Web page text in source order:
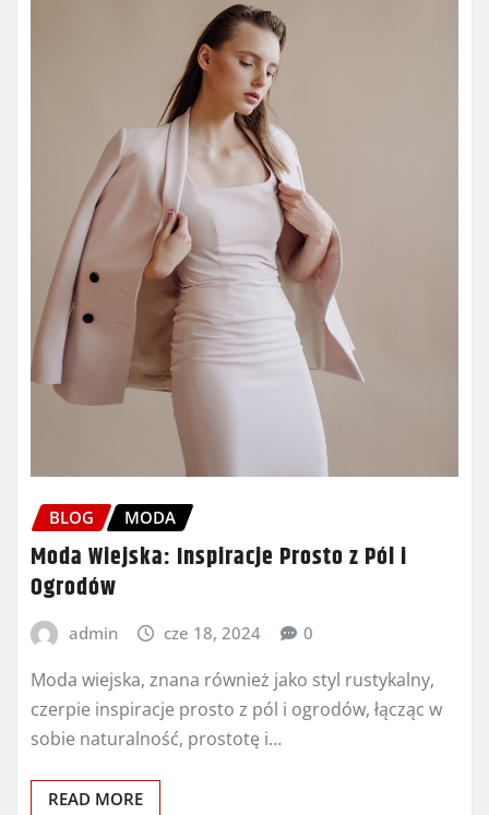
BLOG MODA
Moda Wiejska: Inspiracje Prosto z Pól i
Ogrodów
admin cze 18, 2024 0
Moda wiejska, znana również jako styl rustykalny,
czerpie inspiracje prosto z pól i ogrodów, łącząc w
sobie naturalność, prostotę i…
READ MORE